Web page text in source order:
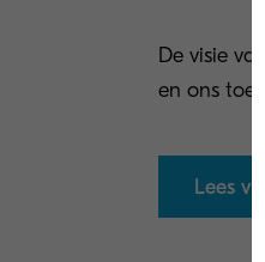
De visie
en ons
Lees